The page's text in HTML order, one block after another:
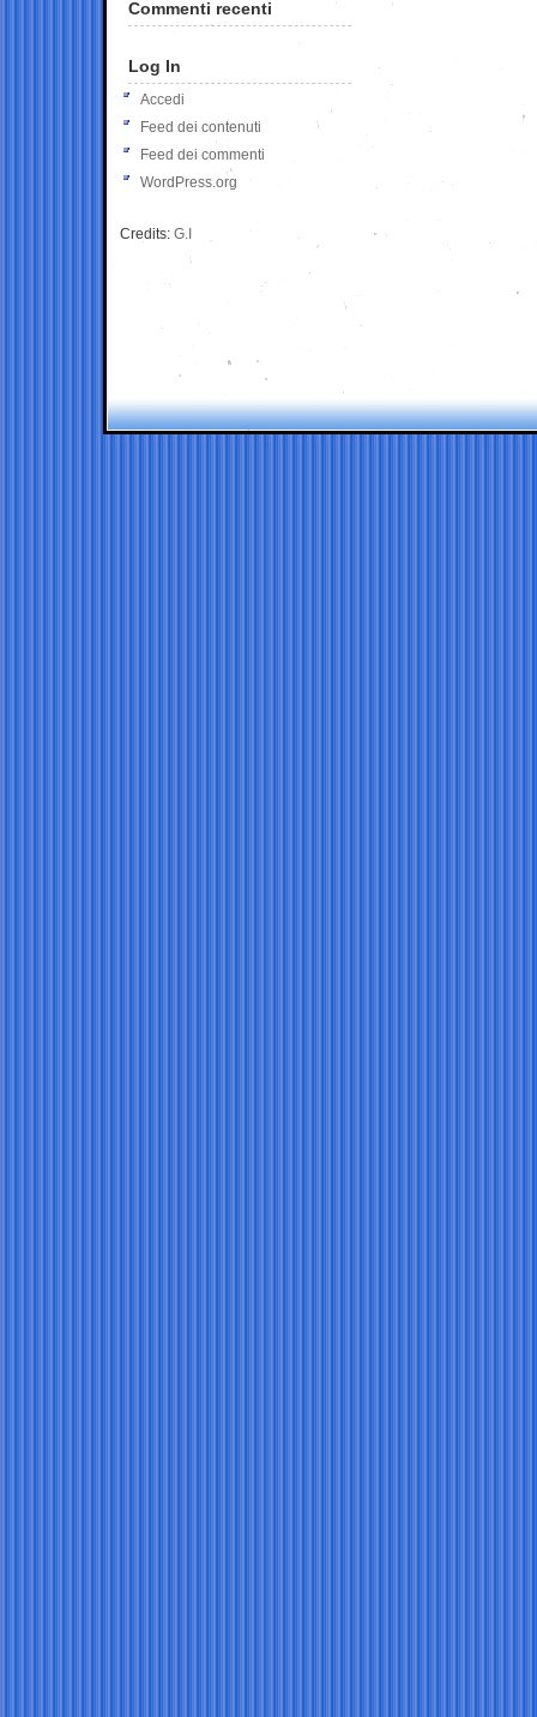
Commenti recenti
Log In
Accedi
Feed dei contenuti
Feed dei commenti
WordPress.org
Credits: G.I